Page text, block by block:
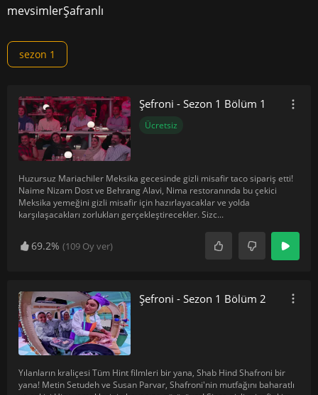
mevsimlerŞafranlı
sezon 1
Şefroni - Sezon 1 Bölüm 1
Ücretsiz
Huzursuz Mariachiler Meksika gecesinde gizli misafir taco sipariş etti!
Naime Nizam Dost ve Behrang Alavi, Nima restoranında bu çekici
Meksika yemeğini gizli misafir için hazırlayacaklar ve yolda
karşılaşacakları zorlukları gerçekleştirecekler. Sizc...
69.2% (109 Oy ver)
Şefroni - Sezon 1 Bölüm 2
Yılanların kraliçesi Tüm Hint filmleri bir yana, Shab Hind Shafroni bir
yana! Metin Setudeh ve Susan Parvar, Shafroni'nin mutfağını baharatlı